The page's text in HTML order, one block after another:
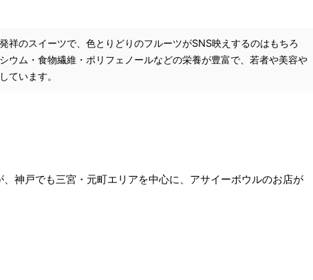
祥のスイーツで、色とりどりのフルーツがSNS映えするのはもちろ
ウム・食物繊維・ポリフェノールなどの栄養が豊富で、若者や美容や
ています。
神戸でも三宮・元町エリアを中心に、アサイーボウルのお店が